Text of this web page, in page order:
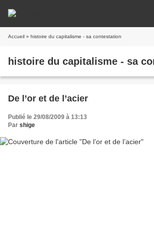
Accueil » histoire du capitalisme - sa contestation
histoire du capitalisme - sa
De l’or et de l’acier
Publié le 29/08/2009 à 13:13
Par shige